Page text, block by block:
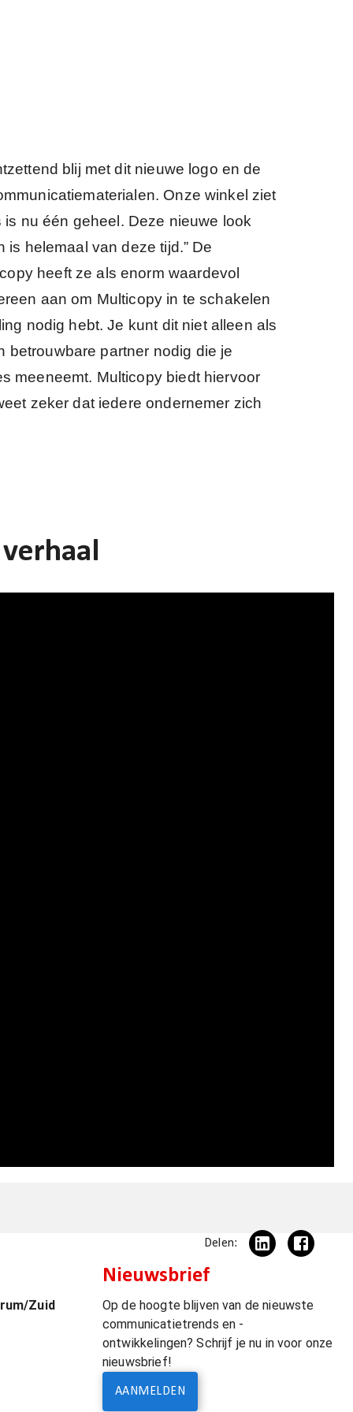
blij met dit nieuwe logo en de
Onze winkel ziet
is nu één geheel. Deze nieuwe look
is helemaal van deze tijd.” De
heeft ze als enorm waardevol
aan om Multicopy in te schakelen
nodig hebt. Je kunt dit niet alleen als
betrouwbare partner nodig die je
meeneemt. Multicopy biedt hiervoor
zeker dat iedere ondernemer zich
Delen:
Zuid
Nieuwsbrief
Op de hoogte blijven van de nieuwste
communicatietrends en -
ontwikkelingen? Schrijf je nu in voor onze
nieuwsbrief!
AANMELDEN